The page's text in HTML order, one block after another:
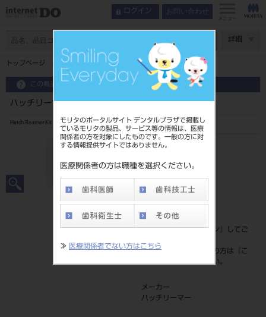
モリタのポータルサイト デンタルプラザで掲載し
ているモリタの製品、サービス等の情報は、医療
関係者の方を対象にしたものです。一般の方に対
する情報提供サイトではありません。
医療関係者の方は職種を選択ください。
≫ 医療関係者でない方はこちら
ログイン お問い合わせ
メニュー
詳細
トップページ ハッチリーマーエクスプレス Φ4．5（緑）
この商品に関するお問い合わせ
ハッチリーマーエクスプレス Φ4．5（緑）
Hatch Reamer Kit
品目コード
4560266534832
標準価格
価格の確認は『ログイン
』してご
ネット会員登録がまだの方は『
こ
ちら』より登録ください。
メーカー
ハッチリーマー